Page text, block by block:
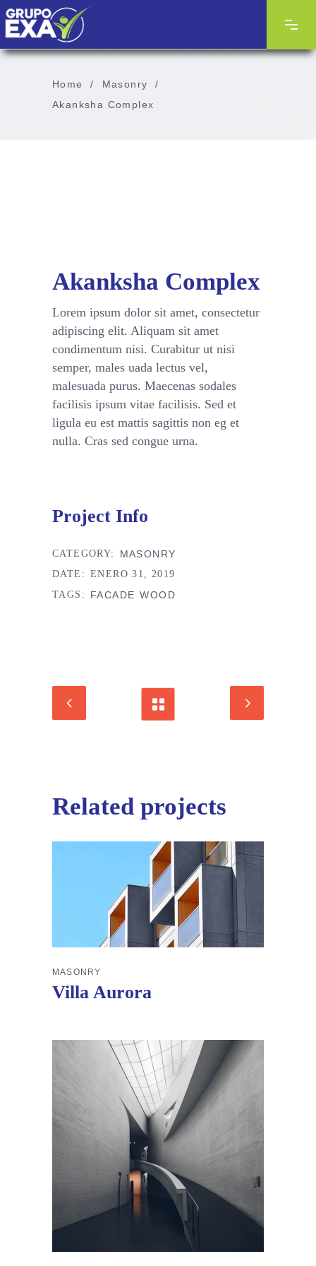
Home / Masonry /
Akanksha Complex
Akanksha Complex
Lorem ipsum dolor sit amet, consectetur
adipiscing elit. Aliquam sit amet
condimentum nisi. Curabitur ut nisi
semper, males uada lectus vel,
malesuada purus. Maecenas sodales
facilisis ipsum vitae facilisis. Sed et
ligula eu est mattis sagittis non eg et
nulla. Cras sed congue urna.
Project Info
CATEGORY: MASONRY
DATE: ENERO 31, 2019
TAGS:
FACADE WOOD
Related projects
MASONRY
Villa Aurora